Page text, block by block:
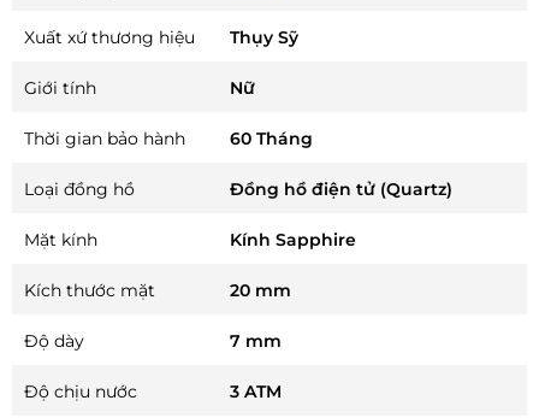
Xuất xứ thương hiệu Thụy Sỹ
Giới tính Nữ
Thời gian bảo hành 60 Tháng
Loại đồng hồ Đồng hồ điện tử (Quartz)
Mặt kính Kính Sapphire
Kích thước mặt 20 mm
Độ dày 7 mm
Độ chịu nước 3 ATM